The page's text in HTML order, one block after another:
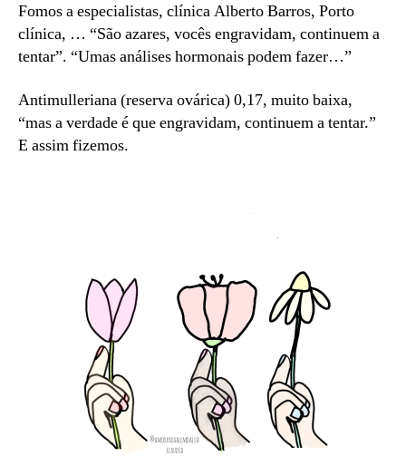
Fomos a especialistas, clínica Alberto Barros, Porto
clínica, … “São azares, vocês engravidam, continuem a
tentar”. “Umas análises hormonais podem fazer…”
Antimulleriana (reserva ovárica) 0,17, muito baixa,
“mas a verdade é que engravidam, continuem a tentar.”
E assim fizemos.